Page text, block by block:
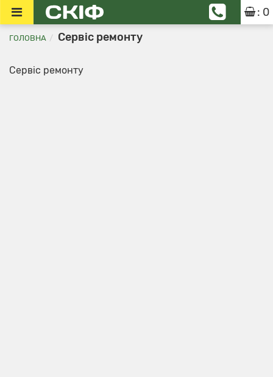
: 0
ГОЛОВНА Сервіс ремонту
Сервіс ремонту